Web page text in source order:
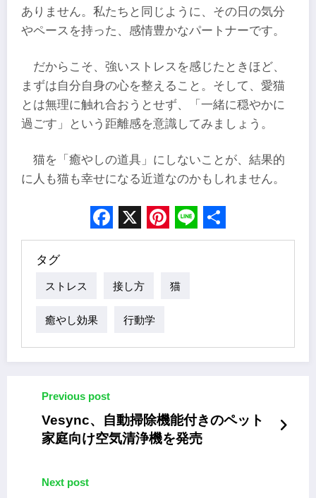
ありません。私たちと同じように、その日の気分
やペースを持った、感情豊かなパートナーです。
だからこそ、強いストレスを感じたときほど、
まずは自分自身の心を整えること。そして、愛猫
とは無理に触れ合おうとせず、「一緒に穏やかに
過ごす」という距離感を意識してみましょう。
猫を「癒やしの道具」にしないことが、結果的
に人も猫も幸せになる近道なのかもしれません。
Facebook
X Pinterest
LineShare
タグ
ストレス 接し方 猫
癒やし効果 行動学
Previous post
Vesync、自動掃除機能付きのペット
家庭向け空気清浄機を発売
Next post